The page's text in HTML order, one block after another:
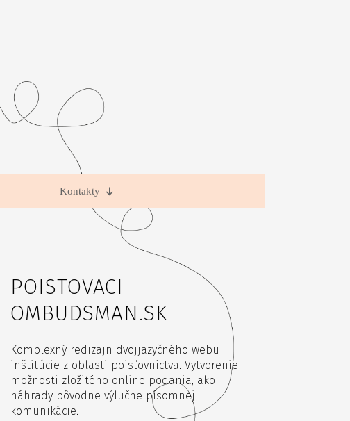
Kontakty
POISTOVACI
OMBUDSMAN.SK
Komplexný redizajn dvojjazyčného webu
inštitúcie z oblasti poisťovníctva. Vytvorenie
možnosti zložitého online podania, ako
náhrady pôvodne výlučne písomnej
komunikácie.